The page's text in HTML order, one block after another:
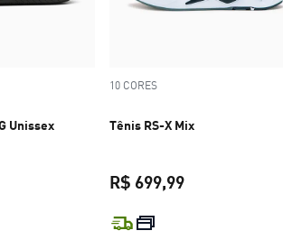
Unissex
atual R$ 699,99
10 CORES
Tênis RS-X Mix
R$ 699,99